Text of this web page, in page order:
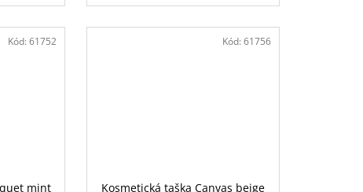
mint
Kód: 61752
Kosmetická taška Canvas beige
Kód: 61756